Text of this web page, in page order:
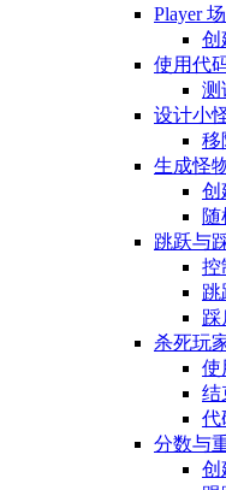
Player
创
使用代
测
设计小
移
生成怪
创
跳跃与
控
跳
踩
杀死玩
使
结
代
分数与
创